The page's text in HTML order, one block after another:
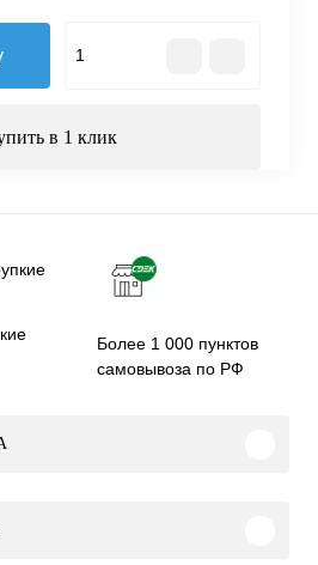
в 1 клик
Более 1 000 пунктов
самовывоза по РФ